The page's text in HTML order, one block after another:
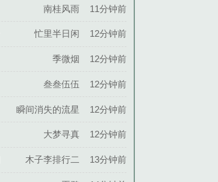
南桂风雨 11分钟前
忙里半日闲 12分钟前
季微烟 12分钟前
叁叁伍伍 12分钟前
瞬间消失的流星 12分钟前
大梦寻真 12分钟前
木子李排行二 13分钟前